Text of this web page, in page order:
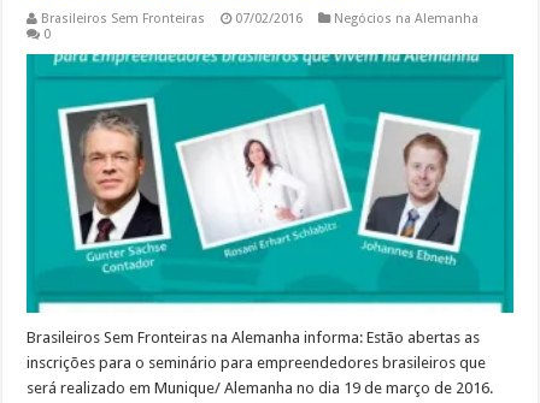
Brasileiros Sem Fronteiras 07/02/2016
Negócios na Alemanha
0
Brasileiros Sem Fronteiras na Alemanha informa: Estão abertas as
inscrições para o seminário para empreendedores brasileiros que
será realizado em Munique/ Alemanha no dia 19 de março de 2016.